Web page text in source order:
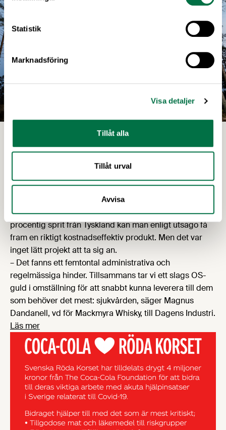
Statistik
Marknadsföring
Visa detaljer
Tillåt alla
Tillåt urval
Avvisa
En grogg som kan rädda liv
tillsammans med Uppsalabolaget Swedish Tonic ställt
om sina respektive verksamheter för att producera
100 000 liter handsprit. Genom att importera 99-
procentig sprit från Tyskland kan man enligt utsago få
fram en riktigt kostnadseffektiv produkt. Men det var
inget lätt projekt att ta sig an.
– Det fanns ett femtontal administrativa och
regelmässiga hinder. Tillsammans tar vi ett slags OS-
guld i omställning för att snabbt kunna leverera till dem
som behöver det mest: sjukvården, säger Magnus
Dandanell, vd för Mackmyra Whisky, till Dagens Industri.
Läs mer